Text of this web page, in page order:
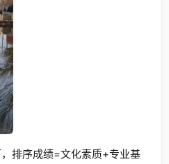
排序成绩=文化素质+专业基